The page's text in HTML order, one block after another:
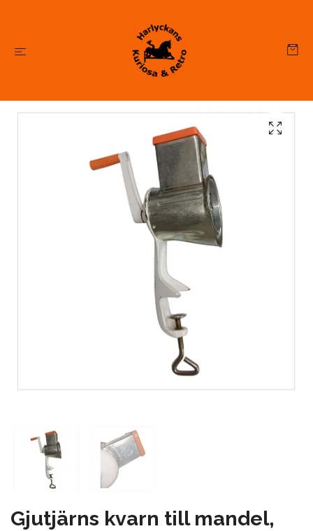
Gjutjärns kvarn till mandel,